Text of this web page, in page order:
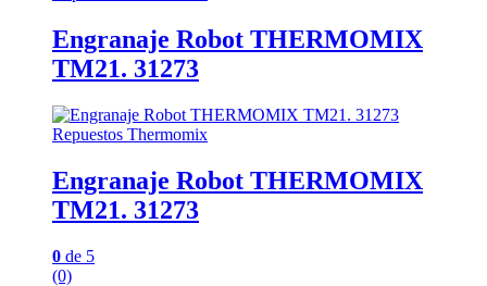
Engranaje Robot THERMOMIX
TM21. 31273
Repuestos Thermomix
Engranaje Robot THERMOMIX
TM21. 31273
0 de 5
(0)